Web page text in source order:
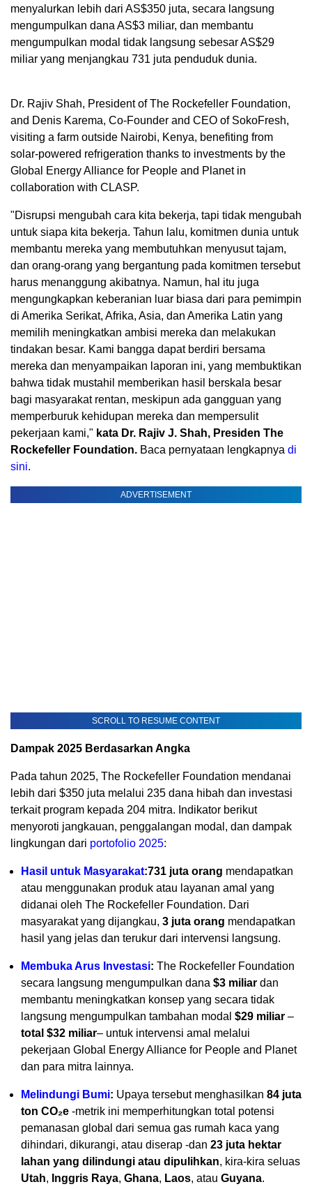
menyalurkan lebih dari AS$350 juta, secara langsung
mengumpulkan dana AS$3 miliar, dan membantu
mengumpulkan modal tidak langsung sebesar AS$29
miliar yang menjangkau 731 juta penduduk dunia.
Dr. Rajiv Shah, President of The Rockefeller Foundation,
and Denis Karema, Co-Founder and CEO of SokoFresh,
visiting a farm outside Nairobi, Kenya, benefiting from
solar-powered refrigeration thanks to investments by the
Global Energy Alliance for People and Planet in
collaboration with CLASP.
"Disrupsi mengubah cara kita bekerja, tapi tidak mengubah
untuk siapa kita bekerja. Tahun lalu, komitmen dunia untuk
membantu mereka yang membutuhkan menyusut tajam,
dan orang-orang yang bergantung pada komitmen tersebut
harus menanggung akibatnya. Namun, hal itu juga
mengungkapkan keberanian luar biasa dari para pemimpin
di Amerika Serikat, Afrika, Asia, dan Amerika Latin yang
memilih meningkatkan ambisi mereka dan melakukan
tindakan besar. Kami bangga dapat berdiri bersama
mereka dan menyampaikan laporan ini, yang membuktikan
bahwa tidak mustahil memberikan hasil berskala besar
bagi masyarakat rentan, meskipun ada gangguan yang
memperburuk kehidupan mereka dan mempersulit
pekerjaan kami," kata Dr. Rajiv J. Shah, Presiden The
Rockefeller Foundation. Baca pernyataan lengkapnya di
sini.
ADVERTISEMENT
SCROLL TO RESUME CONTENT
Dampak 2025 Berdasarkan Angka
Pada tahun 2025, The Rockefeller Foundation mendanai
lebih dari $350 juta melalui 235 dana hibah dan investasi
terkait program kepada 204 mitra. Indikator berikut
menyoroti jangkauan, penggalangan modal, dan dampak
lingkungan dari portofolio 2025:
Hasil untuk Masyarakat:731 juta orang mendapatkan
atau menggunakan produk atau layanan amal yang
didanai oleh The Rockefeller Foundation. Dari
masyarakat yang dijangkau, 3 juta orang mendapatkan
hasil yang jelas dan terukur dari intervensi langsung.
Membuka Arus Investasi: The Rockefeller Foundation
secara langsung mengumpulkan dana $3 miliar dan
membantu meningkatkan konsep yang secara tidak
langsung mengumpulkan tambahan modal $29 miliar –
total $32 miliar– untuk intervensi amal melalui
pekerjaan Global Energy Alliance for People and Planet
dan para mitra lainnya.
Melindungi Bumi: Upaya tersebut menghasilkan 84 juta
ton CO₂e -metrik ini memperhitungkan total potensi
pemanasan global dari semua gas rumah kaca yang
dihindari, dikurangi, atau diserap -dan 23 juta hektar
lahan yang dilindungi atau dipulihkan, kira-kira seluas
Utah, Inggris Raya, Ghana, Laos, atau Guyana.